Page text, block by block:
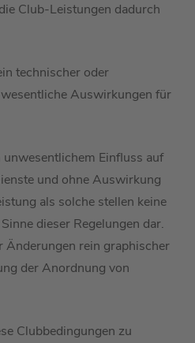
Club-Leistungen dadurch
technischer oder
Auswirkungen für
Einfluss auf
und ohne Auswirkung
als solche stellen keine
dieser Regelungen dar.
Änderungen rein graphischer
der Anordnung von
Clubbedingungen zu